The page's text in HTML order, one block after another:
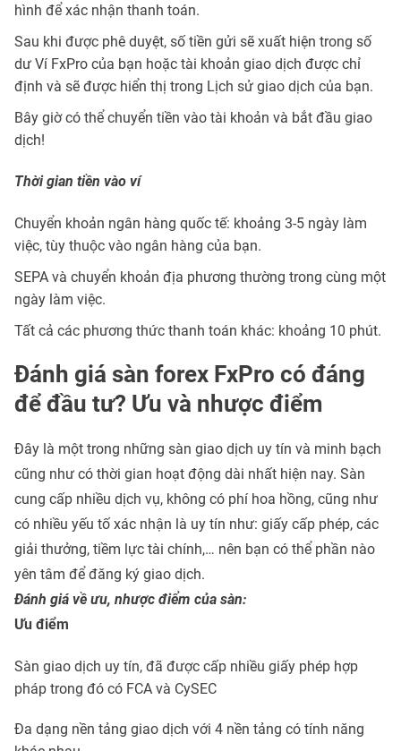
hình để xác nhận thanh toán.
Sau khi được phê duyệt, số tiền gửi sẽ xuất hiện trong số
dư Ví FxPro của bạn hoặc tài khoản giao dịch được chỉ
định và sẽ được hiển thị trong Lịch sử giao dịch của bạn.
Bây giờ có thể chuyển tiền vào tài khoản và bắt đầu giao
dịch!
Thời gian tiền vào ví
Chuyển khoản ngân hàng quốc tế: khoảng 3-5 ngày làm
việc, tùy thuộc vào ngân hàng của bạn.
SEPA và chuyển khoản địa phương thường trong cùng một
ngày làm việc.
Tất cả các phương thức thanh toán khác: khoảng 10 phút.
Đánh giá sàn forex FxPro có đáng
để đầu tư? Ưu và nhược điểm
Đây là một trong những sàn giao dịch uy tín và minh bạch
cũng như có thời gian hoạt động dài nhất hiện nay. Sàn
cung cấp nhiều dịch vụ, không có phí hoa hồng, cũng như
có nhiều yếu tố xác nhận là uy tín như: giấy cấp phép, các
giải thưởng, tiềm lực tài chính,… nên bạn có thể phần nào
yên tâm để đăng ký giao dịch.
Đánh giá về ưu, nhược điểm của sàn:
Ưu điểm
Sàn giao dịch uy tín, đã được cấp nhiều giấy phép hợp
pháp trong đó có FCA và CySEC
Đa dạng nền tảng giao dịch với 4 nền tảng có tính năng